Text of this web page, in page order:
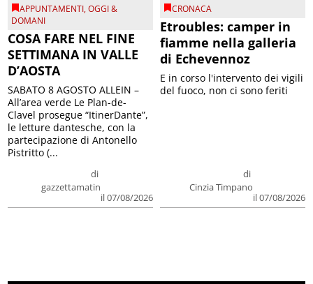
APPUNTAMENTI,OGGI &
DOMANI
COSA FARE NEL FINE
SETTIMANA IN VALLE
D’AOSTA
di
gazzettamatin
il 07/08/2026
SABATO 8 AGOSTO ALLEIN –
All’area verde Le Plan-de-
Clavel prosegue “ItinerDante”,
le letture dantesche, con la
partecipazione di Antonello
Pistritto (...
CRONACA
Etroubles: camper in
fiamme nella galleria
di Echevennoz
di
Cinzia Timpano
il 07/08/2026
E in corso l'intervento dei vigili
del fuoco, non ci sono feriti